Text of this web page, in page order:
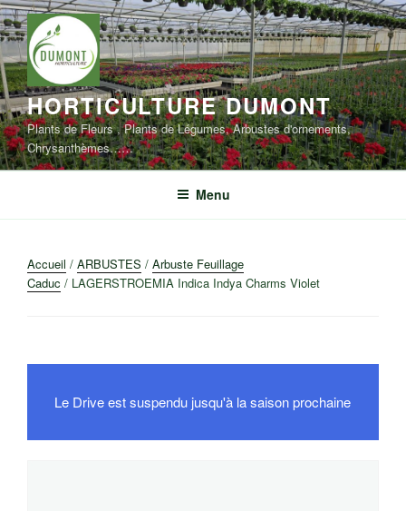
Aller
au
contenu
principal
HORTICULTURE DUMONT
Plants de Fleurs , Plants de Légumes, Arbustes d'ornements,
Chrysanthèmes……
Menu
Accueil / ARBUSTES / Arbuste Feuillage
Caduc / LAGERSTROEMIA Indica Indya Charms Violet
Le Drive est suspendu jusqu'à la saison prochaine